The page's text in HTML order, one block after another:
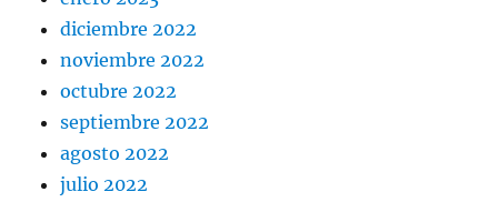
diciembre 2022
noviembre 2022
octubre 2022
septiembre 2022
agosto 2022
julio 2022